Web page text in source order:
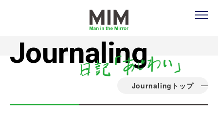
Journaling
Journalingトップ